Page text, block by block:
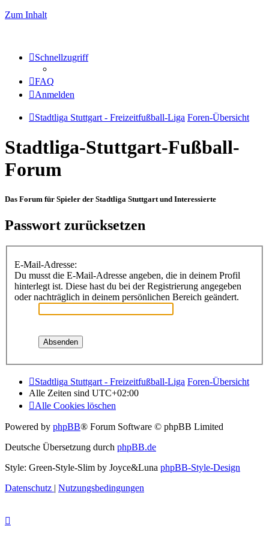
Zum Inhalt
Schnellzugriff
FAQ
Anmelden
Stadtliga Stuttgart - Freizeitfußball-Liga Foren-Übersicht
Stadtliga-Stuttgart-Fußball-
Forum
Das Forum für Spieler der Stadtliga Stuttgart und Interessierte
Passwort zurücksetzen
E-Mail-Adresse:
Du musst die E-Mail-Adresse angeben, die in deinem Profil
hinterlegt ist. Diese hast du bei der Registrierung angegeben
oder nachträglich in deinem persönlichen Bereich geändert.
Stadtliga Stuttgart - Freizeitfußball-Liga Foren-Übersicht
Alle Zeiten sind UTC+02:00
Alle Cookies löschen
Powered by phpBB® Forum Software © phpBB Limited
Deutsche Übersetzung durch phpBB.de
Style: Green-Style-Slim by Joyce&Luna phpBB-Style-Design
Datenschutz | Nutzungsbedingungen